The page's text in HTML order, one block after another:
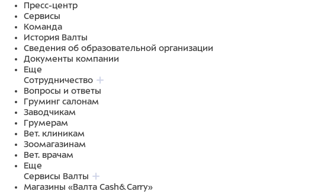
Пресс-центр
Сервисы
Команда
История Валты
Сведения об образовательной организации
Документы компании
Еще
Сотрудничество
Вопросы и ответы
Груминг салонам
Заводчикам
Грумерам
Вет. клиникам
Зоомагазинам
Вет. врачам
Еще
Сервисы Валты
Магазины «Валта Cash&Carry»